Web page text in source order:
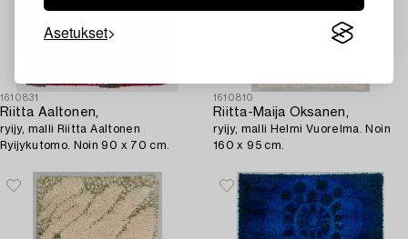
Asetukset
1610831
Riitta Aaltonen,
ryijy, malli Riitta Aaltonen
Ryijykutomo. Noin 90 x 70 cm.
1610810
Riitta-Maija Oksanen,
ryijy, malli Helmi Vuorelma. Noin
160 x 95 cm.